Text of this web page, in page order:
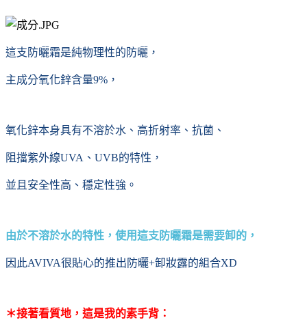
這支防曬霜是純物理性的防曬，
主成分氧化鋅含量9%，
氧化鋅本身具有不溶於水、高折射率、抗菌、
阻擋紫外線UVA、UVB的特性，
並且安全性高、穩定性強。
由於不溶於水的特性，使用這支防曬霜是需要卸的，
因此AVIVA很貼心的推出防曬+卸妝露的組合XD
＊接著看質地，這是我的素手背：